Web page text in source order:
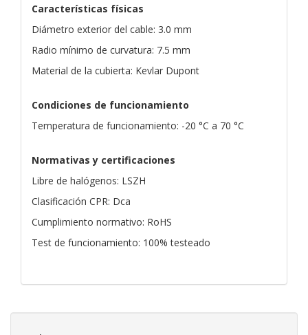
Características físicas
Diámetro exterior del cable: 3.0 mm
Radio mínimo de curvatura: 7.5 mm
Material de la cubierta: Kevlar Dupont
Condiciones de funcionamiento
Temperatura de funcionamiento: -20 °C a 70 °C
Normativas y certificaciones
Libre de halógenos: LSZH
Clasificación CPR: Dca
Cumplimiento normativo: RoHS
Test de funcionamiento: 100% testeado